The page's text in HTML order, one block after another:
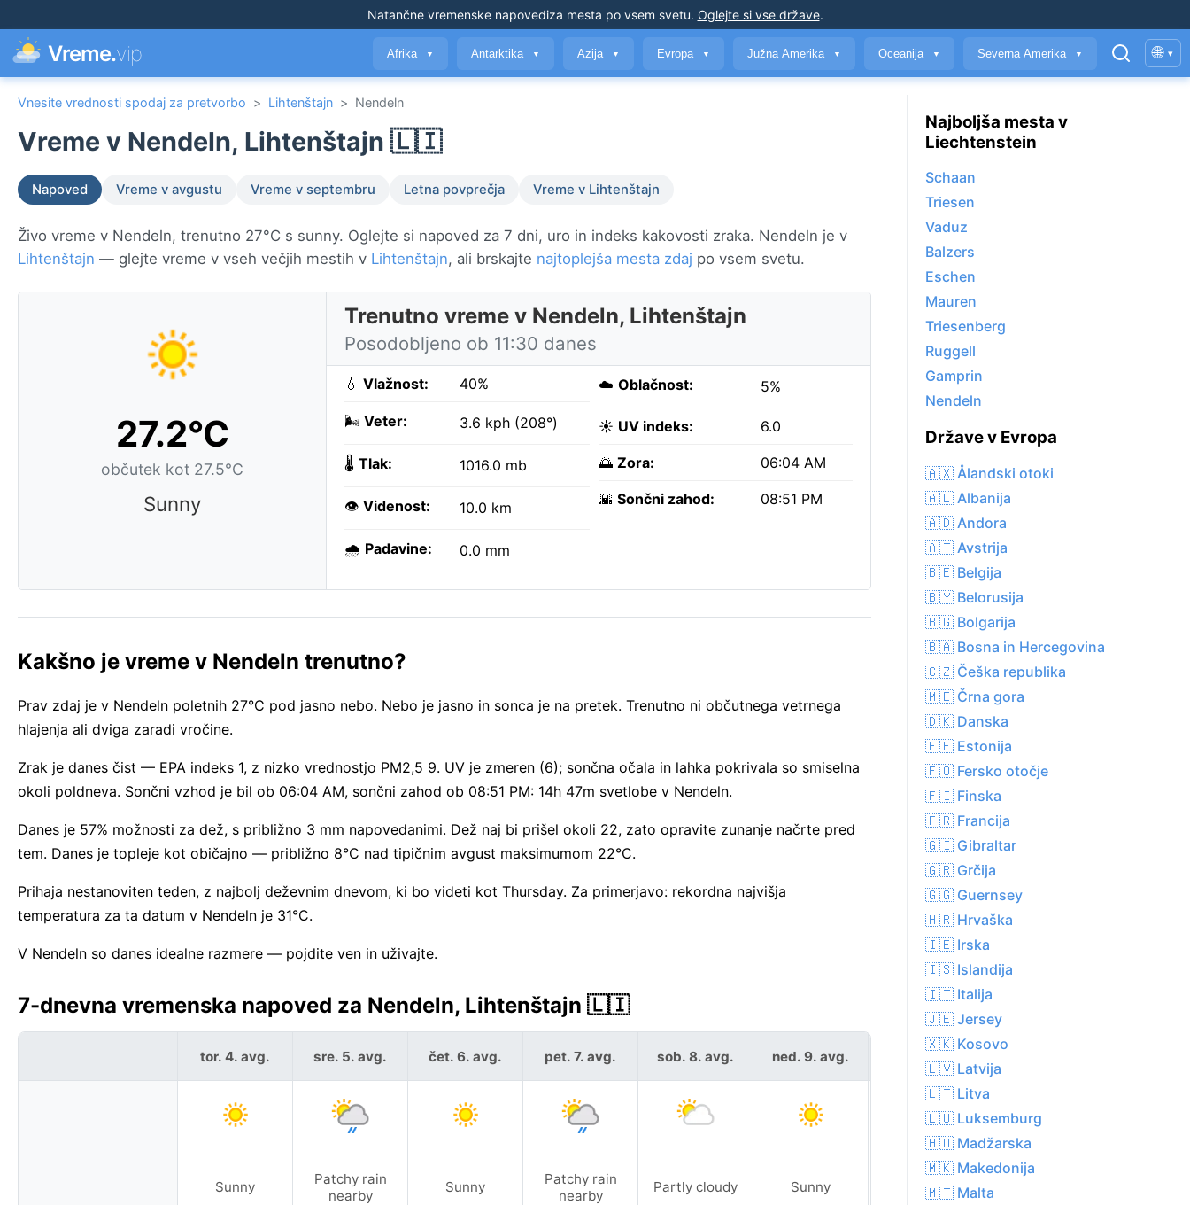
Natančne vremenske napovediza mesta po vsem svetu. Oglejte si vse države.
Vreme.vip Afrika ▼ Antarktika ▼ Azija ▼ Evropa ▼ Južna Amerika ▼ Oceanija ▼ Severna Amerika ▼ 🌐 ▾
Vnesite vrednosti spodaj za pretvorbo > Lihtenštajn > Nendeln
Vreme v Nendeln, Lihtenštajn 🇱🇮
Napoved Vreme v avgustu Vreme v septembru Letna povprečja Vreme v Lihtenštajn
Živo vreme v Nendeln, trenutno 27°C s sunny. Oglejte si napoved za 7 dni, uro in indeks kakovosti zraka. Nendeln je v
Lihtenštajn — glejte vreme v vseh večjih mestih v Lihtenštajn, ali brskajte najtoplejša mesta zdaj po vsem svetu.
27.2°C
občutek kot 27.5°C
Sunny
Trenutno vreme v Nendeln, Lihtenštajn
Posodobljeno ob 11:30 danes
💧 Vlažnost: 40%
🌬️ Veter: 3.6 kph (208°)
🌡️ Tlak: 1016.0 mb
👁️ Videnost: 10.0 km
🌧️ Padavine: 0.0 mm
☁️ Oblačnost: 5%
☀️ UV indeks: 6.0
🌅 Zora: 06:04 AM
🌇 Sončni zahod: 08:51 PM
Kakšno je vreme v Nendeln trenutno?
Prav zdaj je v Nendeln poletnih 27°C pod jasno nebo. Nebo je jasno in sonca je na pretek. Trenutno ni občutnega vetrnega
hlajenja ali dviga zaradi vročine.
Zrak je danes čist — EPA indeks 1, z nizko vrednostjo PM2,5 9. UV je zmeren (6); sončna očala in lahka pokrivala so smiselna
okoli poldneva. Sončni vzhod je bil ob 06:04 AM, sončni zahod ob 08:51 PM: 14h 47m svetlobe v Nendeln.
Danes je 57% možnosti za dež, s približno 3 mm napovedanimi. Dež naj bi prišel okoli 22, zato opravite zunanje načrte pred
tem. Danes je topleje kot običajno — približno 8°C nad tipičnim avgust maksimumom 22°C.
Prihaja nestanoviten teden, z najbolj deževnim dnevom, ki bo videti kot Thursday. Za primerjavo: rekordna najvišja
temperatura za ta datum v Nendeln je 31°C.
V Nendeln so danes idealne razmere — pojdite ven in uživajte.
7-dnevna vremenska napoved za Nendeln, Lihtenštajn 🇱🇮
tor. 4. avg.
Sunny
sre. 5. avg.
Patchy rain
nearby
čet. 6. avg.
Sunny
pet. 7. avg.
Patchy rain
nearby
sob. 8. avg.
Partly cloudy
ned. 9. avg.
Sunny
pon. 10. avg.
Sunny
Najboljša mesta v
Liechtenstein
Schaan
Triesen
Vaduz
Balzers
Eschen
Mauren
Triesenberg
Ruggell
Gamprin
Nendeln
Države v Evropa
🇦🇽 Ålandski otoki
🇦🇱 Albanija
🇦🇩 Andora
🇦🇹 Avstrija
🇧🇪 Belgija
🇧🇾 Belorusija
🇧🇬 Bolgarija
🇧🇦 Bosna in Hercegovina
🇨🇿 Češka republika
🇲🇪 Črna gora
🇩🇰 Danska
🇪🇪 Estonija
🇫🇴 Fersko otočje
🇫🇮 Finska
🇫🇷 Francija
🇬🇮 Gibraltar
🇬🇷 Grčija
🇬🇬 Guernsey
🇭🇷 Hrvaška
🇮🇪 Irska
🇮🇸 Islandija
🇮🇹 Italija
🇯🇪 Jersey
🇽🇰 Kosovo
🇱🇻 Latvija
🇱🇹 Litva
🇱🇺 Luksemburg
🇭🇺 Madžarska
🇲🇰 Makedonija
🇲🇹 Malta